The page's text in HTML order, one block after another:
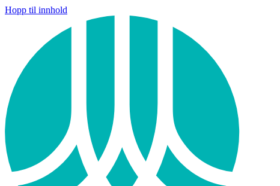
Hopp til innhold